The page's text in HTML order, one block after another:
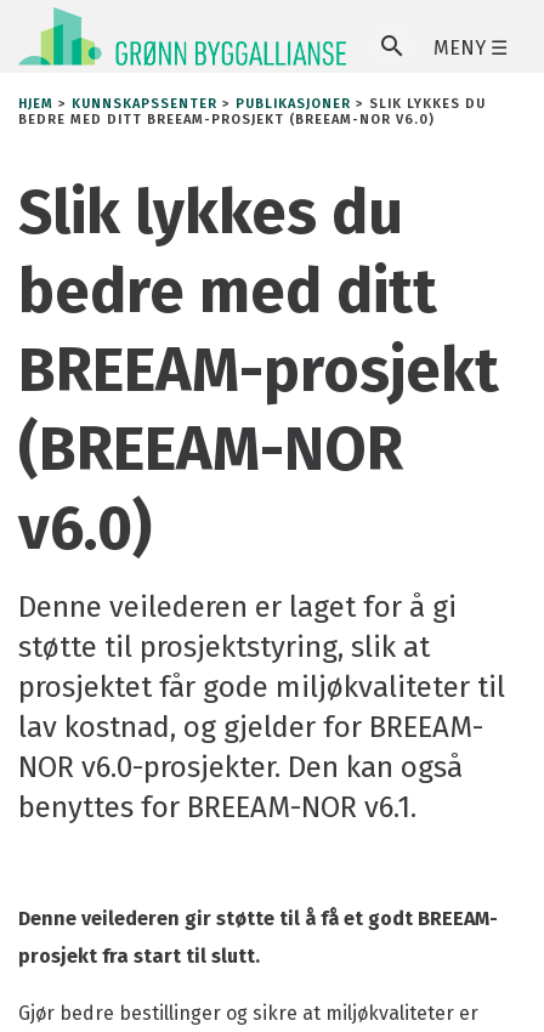
MENY ☰
HJEM > KUNNSKAPSSENTER > PUBLIKASJONER > SLIK LYKKES DU
BEDRE MED DITT BREEAM-PROSJEKT (BREEAM-NOR V6.0)
Slik lykkes du
bedre med ditt
BREEAM-prosjekt
(BREEAM-NOR
v6.0)
Denne veilederen er laget for å gi
støtte til prosjektstyring, slik at
prosjektet får gode miljøkvaliteter til
lav kostnad, og gjelder for BREEAM-
NOR v6.0-prosjekter. Den kan også
benyttes for BREEAM-NOR v6.1.
Denne veilederen gir støtte til å få et godt BREEAM-
prosjekt fra start til slutt.
Gjør bedre bestillinger og sikre at miljøkvaliteter er